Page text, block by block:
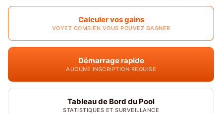
Calculer vos gains
VOYEZ COMBIEN VOUS POUVEZ GAGNER
Démarrage rapide
AUCUNE INSCRIPTION REQUISE
Tableau de Bord du Pool
STATISTIQUES ET SURVEILLANCE